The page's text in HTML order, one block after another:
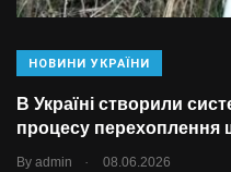
НОВИНИ УКРАЇНИ
В Україні створили
процесу перехоплення
By admin . 08.06.2026